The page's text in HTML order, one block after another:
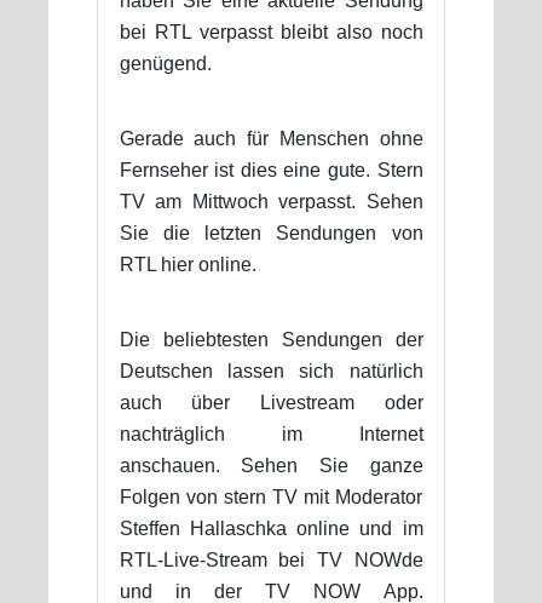
bei RTL verpasst bleibt also noch
genügend.
Gerade auch für Menschen ohne
Fernseher ist dies eine gute. Stern
TV am Mittwoch verpasst. Sehen
Sie die letzten Sendungen von
RTL hier online.
Die beliebtesten Sendungen der
Deutschen lassen sich natürlich
auch über Livestream oder
nachträglich im Internet
anschauen. Sehen Sie ganze
Folgen von stern TV mit Moderator
Steffen Hallaschka online und im
RTL-Live-Stream bei TV NOWde
und in der TV NOW App.